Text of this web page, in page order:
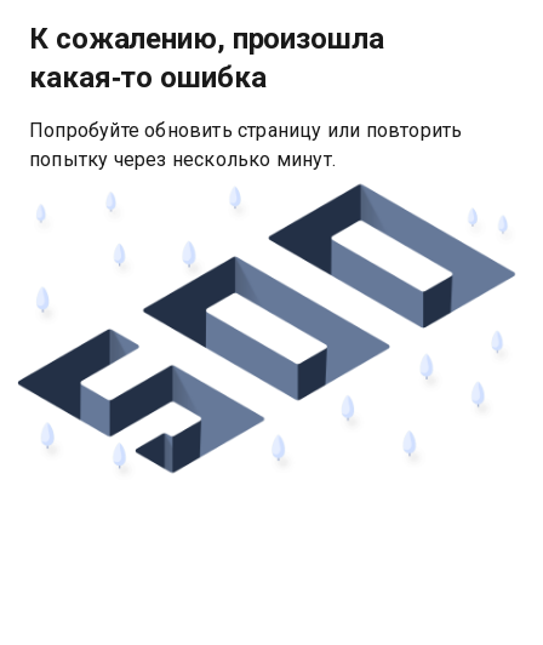
К сожалению, произошла
какая‑то ошибка
Попробуйте обновить страницу или повторить
попытку через несколько минут.